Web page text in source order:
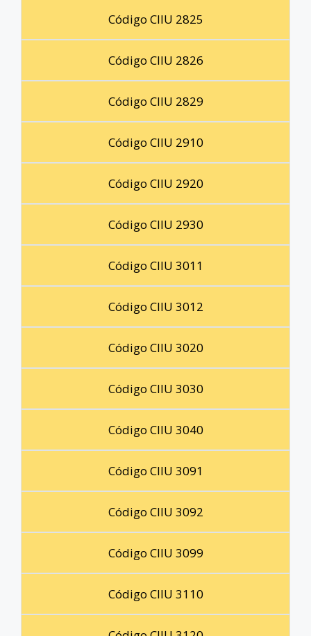
Código CIIU 2825
Código CIIU 2826
Código CIIU 2829
Código CIIU 2910
Código CIIU 2920
Código CIIU 2930
Código CIIU 3011
Código CIIU 3012
Código CIIU 3020
Código CIIU 3030
Código CIIU 3040
Código CIIU 3091
Código CIIU 3092
Código CIIU 3099
Código CIIU 3110